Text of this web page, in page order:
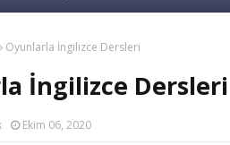
Oyunlarla İngilizce Dersleri
İngilizce Dersleri
Ekim 06, 2020